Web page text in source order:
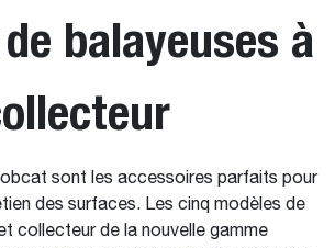
balayeuses à
sont les accessoires parfaits pour
des surfaces. Les cinq modèles de
collecteur de la nouvelle gamme